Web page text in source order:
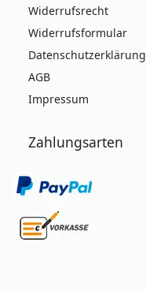
Widerrufsrecht
Widerrufsformular
Datenschutzerklärung
AGB
Impressum
Zahlungsarten